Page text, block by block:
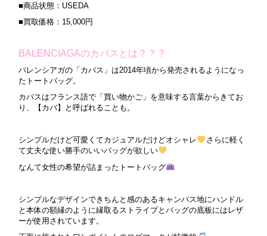
■商品状態：USEDA
■買取価格：15,000円
BALENCIAGAのカバスとは？？？
バレンシアガの「カバス」は2014年頃から発売されるようになっ
たトートバッグ。
カバスはフランス語で「買い物かご」を意味する言葉からきてお
り、【カバ】と呼ばれることも。
シンプルだけど可愛くてカジュアルだけどオシャレ
さらに軽く
て丈夫な使い勝手のいいバッグが欲しい
なんて女性の希望が詰まったトートバッグ
シンプルなデザインできちんと感のあるキャンバス地にハンドル
と本体の額縁のように縁取るストライプとバッグの底板にはレザ
ーが使用されています。